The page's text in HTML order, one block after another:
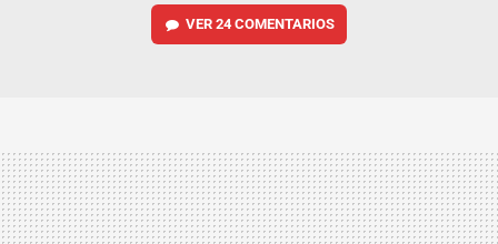
VER 24 COMENTARIOS